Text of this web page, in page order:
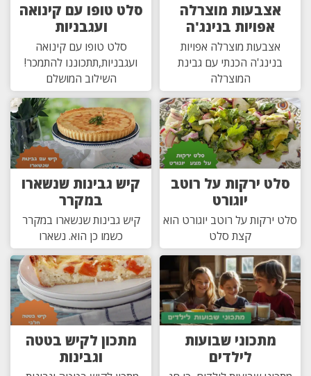
אצבעות מוצרלה
אפויות בנינג'ה
אצבעות מוצרלה אפויות
בנינג'ה הכנתי עם גבינת
המוצרלה
סלט טופו עם קינואה
ועגבניות
סלט טופו עם קינואה
ועגבניות,תתכוננו להתמכר!
השילוב המושלם
סלט ירקות על רוטב
יוגורט
סלט ירקות על רוטב יוגורט הוא
קצת סלט
קיש גבינות שנשארו
במקרר
קיש גבינות שנשארו במקרר
כשמו כן הוא. נשארו
מתכוני שבועות
לילדים
מתכון לקיש בטטה
וגבינות